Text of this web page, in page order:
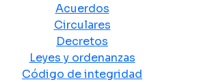
Acuerdos
Circulares
Decretos
Leyes y ordenanzas
Código de integridad